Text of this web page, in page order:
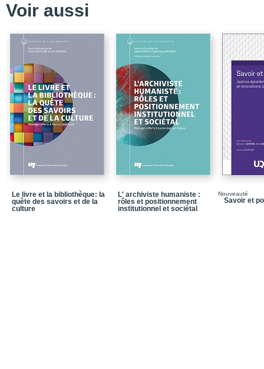
Monographies et
Normes et directives
Index des sujets
Quatrième de
Voir aussi
Le livre et la bibliothèque: la
quête des savoirs et de la
culture
L' archiviste humaniste :
rôles et positionnement
institutionnel et sociétal
Nouveauté
Savoir et